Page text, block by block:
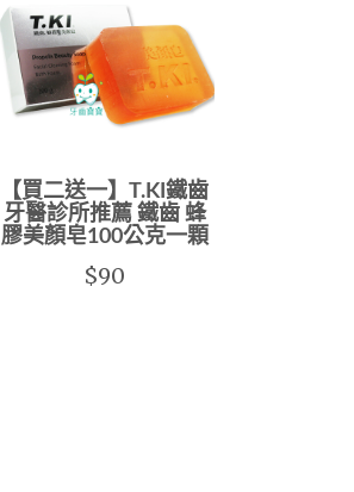
【買二送一】T.KI鐵齒
牙醫診所推薦 鐵齒 蜂
膠美顏皂100公克一顆
$90